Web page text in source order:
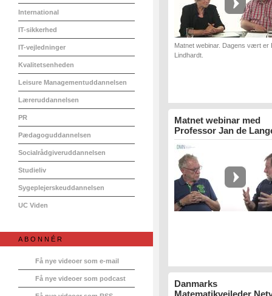
International
IT-sikkerhed
IT-vejledninger
Kvalitetsenheden
Leisure Managementuddannelsen
Læreruddannelsen
PR
Pædagoguddannelsen
Socialrådgiveruddannelsen
Studieliv
Sygeplejerskeuddannelsen
UC Viden
ABONNÉR
Få nye videoer som e-mail
Få nye videoer som podcast
Matnet webinar. Dagens vært er
Lindhardt.
Matnet webinar med
Professor Jan de
Danmarks
Matematikvejleder